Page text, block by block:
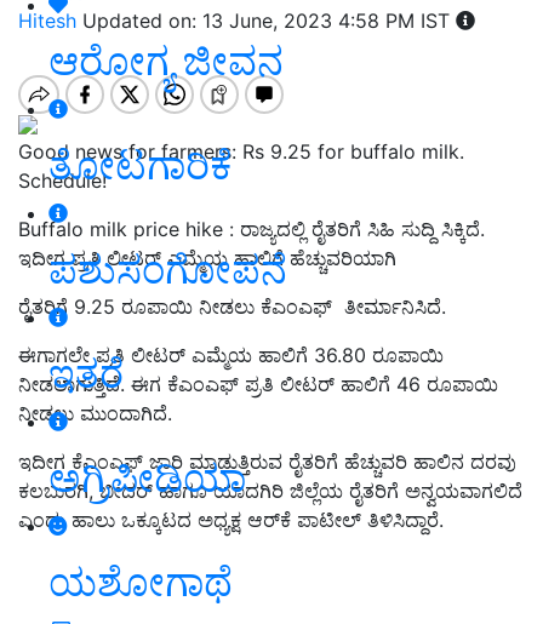
ಆರೋಗ್ಯ ಜೀವನ
ತೋಟಗಾರಿಕೆ
ಪಶುಸಂಗೋಪನೆ
ಇತರೆ
ಅಗ್ರಿಪೀಡಿಯಾ
ಯಶೋಗಾಥೆ
Hitesh Updated on: 13 June, 2023 4:58 PM IST
Good news for farmers: Rs 9.25 for buffalo milk.
Schedule!
Buffalo milk price hike : ರಾಜ್ಯದಲ್ಲಿ ರೈತರಿಗೆ ಸಿಹಿ ಸುದ್ದಿ ಸಿಕ್ಕಿದೆ.
ಇದೀಗ ಪ್ರತಿ ಲೀಟರ್ ಎಮ್ಮೆಯಹಾಲಿಗೆ ಹೆಚ್ಚುವರಿಯಾಗಿ
ರೈತರಿಗೆ 9.25 ರೂಪಾಯಿ ನೀಡಲು ಕೆಎಂಎಫ್​ ತೀರ್ಮಾನಿಸಿದೆ.
ಈಗಾಗಲೇಪ್ರತಿ ಲೀಟರ್ ಎಮ್ಮೆಯ ಹಾಲಿಗೆ 36.80 ರೂಪಾಯಿ
ನೀಡಲಾಗುತ್ತಿದೆ. ಈಗ ಕೆಎಂಎಫ್‌ ಪ್ರತಿ ಲೀಟರ್​ ಹಾಲಿಗೆ 46 ರೂಪಾಯಿ
ನೀಡಲು ಮುಂದಾಗಿದೆ.
ಇದೀಗ ಕೆಎಂಎಫ್‌ ಜಾರಿ ಮಾಡುತ್ತಿರುವ ರೈತರಿಗೆ ಹೆಚ್ಚುವರಿ ಹಾಲಿನ ದರವು
ಕಲಬುರಗಿ,ಬೀದರ್ಹಾಗೂಯಾದಗಿರಿ ಜಿಲ್ಲೆಯ ರೈತರಿಗೆ ಅನ್ವಯವಾಗಲಿದೆ
ಎಂದು ಹಾಲು ಒಕ್ಕೂಟದ ಅಧ್ಯಕ್ಷ ಆರ್​ಕೆ ಪಾಟೀಲ್ ತಿಳಿಸಿದ್ದಾರೆ.